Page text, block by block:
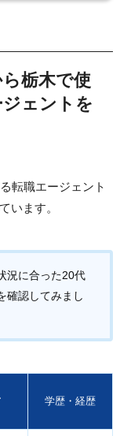
栃木で使
ジェントを
転職エージェント
います。
況に合った20代
確認してみまし
学歴・経歴